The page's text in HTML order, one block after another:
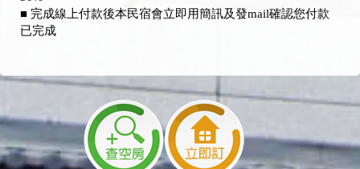
■ 完成線上付款後本民宿會立即用簡訊及發mail確認您付款
已完成